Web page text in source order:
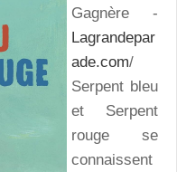
Gagnère -
Lagrandepar
ade.com/
Serpent bleu
et Serpent
rouge se
connaissent